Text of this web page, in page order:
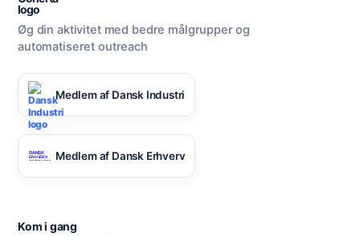
Øg din aktivitet med bedre målgrupper og
automatiseret outreach
Medlem af Dansk Industri
Medlem af Dansk Erhverv
Kom i gang